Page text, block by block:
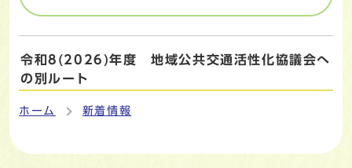
令和8(2026)年度 地域公共交通活性化協議会へ
の別ルート
ホーム 新着情報